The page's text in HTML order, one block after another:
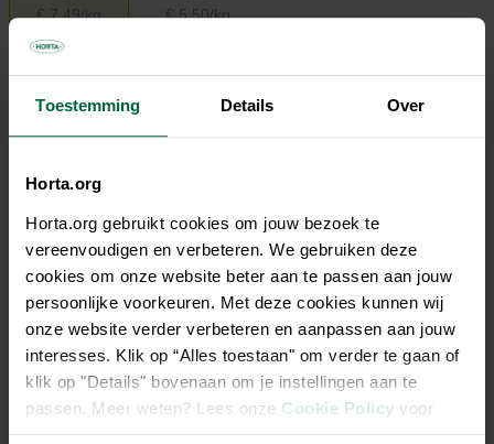
Toestemming Details Over
Horta.org
Horta.org gebruikt cookies om jouw bezoek te
vereenvoudigen en verbeteren. We gebruiken deze
cookies om onze website beter aan te passen aan jouw
persoonlijke voorkeuren. Met deze cookies kunnen wij
onze website verder verbeteren en aanpassen aan jouw
interesses. Klik op “Alles toestaan" om verder te gaan of
klik op "Details" bovenaan om je instellingen aan te
passen. Meer weten? Lees onze Cookie Policy voor
meer informatie.
€ 7,49/kg € 5,50/kg
€ 22,45 Beste prijs-kwaliteit
Beschrijving
Horta PURE hondenvoeding. Premium hondenvoeding die
alle essentiële bouwstoffen bevat voor een puppy of jonge
hond tot 15 maanden van een groot ras.